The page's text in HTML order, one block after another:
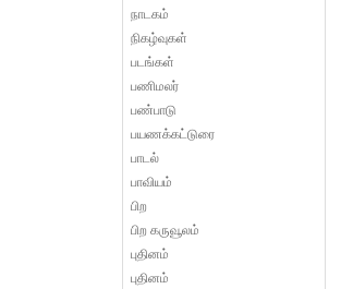
நாடகம்
நிகழ்வுகள்
படங்கள்
பணிமலர்
பண்பாடு
பயணக்கட்டுரை
பாடல்
பாவியம்
பிற
பிற கருவூலம்
புதினம்
புதினம்